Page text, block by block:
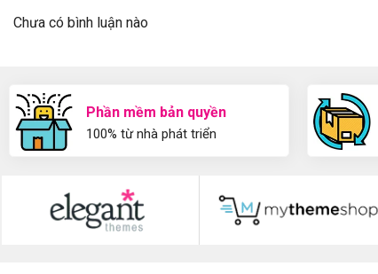
Chưa có bình luận nào
Phần mềm bản quyền
100% từ nhà phát triển